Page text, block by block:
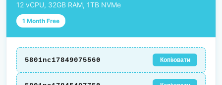
12 vCPU, 32GB RAM, 1TB NVMe
1 Month Free
5801nc17849075560 Копіювати